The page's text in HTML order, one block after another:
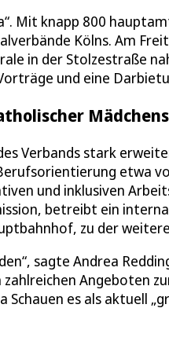
Mit knapp 800
Kölns. Am
in der Stolzestraße
und eine
Verbands stark
etwa
und inklusiven
betreibt ein
zu der
sagte Andrea
Angeboten
es als aktuell